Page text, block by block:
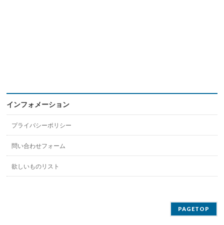
インフォメーション
プライバシーポリシー
問い合わせフォーム
欲しいものリスト
PAGETOP